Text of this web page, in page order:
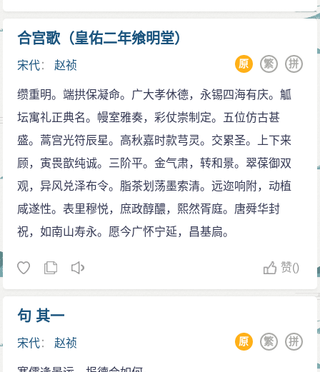
对任命仁宗宠妃张氏（温成皇后）的伯父张尧佐为三司
使，赵祯便改让张尧佐出任节度使，包拯还是不愿意，
言辞更加激烈，带领七名言官与赵祯理论。赵祯生气地
《岳阳楼记》中唱出“先天下之忧而忧，后天下之乐而乐”
的范仲淹，以及倡导文章应明道、致用，领导北宋古文
运动的欧阳修。而庆历初年实施的“庆历新政”，更为“王安
石变法”起到了投石问路的先导作用。
因不能安于其位，也无法施其才能，做出成绩。这样朝
令夕改，一反一复，使“吏无适守，民无适从”，让下面的
人感到无所适从，结果什么事也办不成。
王夫之所说是切合实际的。当时，臣僚们都知道仁
宗这个脾气，所以蔡襄曾说他“宽仁少断’’。在庆历改革之
初，蔡襄等人就曾提醒仁宗：“朝廷增用谏臣，修、靖、
素一日并命，朝野相庆，然任谏非难，听谏为难，听谏
非难，用谏非难。三人忠诚则正，必能尽言。臣恐邪人
不利，必造为御之说。……愿陛下察之，毋使有好谏之
合宫歌（皇佑二年飨明堂）
宋代：赵祯 拼
繁
原
缵重明。端拱保凝命。广大孝休德，永锡四海有庆。觚
坛寓礼正典名。幔室雅奏，彩仗崇制定。五位仿古甚
盛。蒿宫光符辰星。高秋嘉时款芎灵。交累圣。上下来
顾，寅畏歆纯诚。三阶平。金气肃，转和景。翠葆御双
观，异风兑泽布令。脂茶划荡墨索清。远迩响附，动植
咸遂性。表里穆悦，庶政醇醲，熙然胥庭。唐舜华封
祝，如南山寿永。愿今广怀宁延，昌基扃。
赞()
句 其一
宋代：赵祯 拼
繁
原